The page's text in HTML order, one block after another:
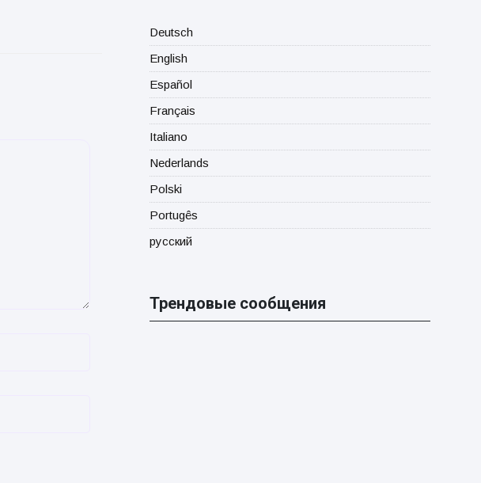
Deutsch
English
Español
Français
Italiano
Nederlands
Polski
Portugês
русский
Трендовые сообщения